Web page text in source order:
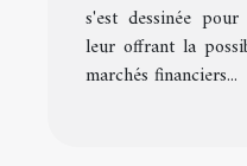
s'est dessinée
leur offrant la
marchés financiers...